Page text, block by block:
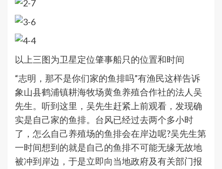
以上三图为卫星定位肇事船只的位置和时间
“志明，那不是你们家的鱼排吗”有渔民这样告诉
象山县鹤浦镇耕海牧场黄鱼养殖合作社的法人吴
先生。听到这里，吴先生赶紧上前观看，发现确
实是自己家的鱼排。台风已经过去两个多小时
了，怎么自己养殖场的鱼排会在岸边呢?吴先生第
一时间想到的就是自己的鱼排不可能无缘无故地
被冲到岸边，于是立即向当地政府及有关部门报